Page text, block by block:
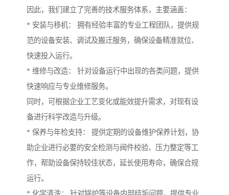
因此，我们建立了完善的技术服务体系，主要涵盖：
* 安装与移机： 拥有经验丰富的专业工程团队，提供规
范的设备安装、调试及搬迁服务，确保设备精准就位、
快速投入运行。
* 维修与改造： 针对设备运行中出现的各类问题，提供
快速响应与专业维修服务。
同时，可根据企业工艺变化或能效提升需求，对现有设
备进行科学改造与升级。
* 保养与年检支持： 提供定期的设备维护保养计划，协
助企业进行必要的安全检测与阀件校验、压力整定等工
作，帮助设备保持较佳状态，延长使用寿命，确保合规
运行。